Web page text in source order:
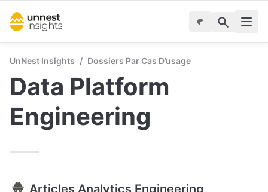
UnNest Insights / Dossiers Par Cas D’usage
Data Platform
Engineering
Articles Analytics Engineering